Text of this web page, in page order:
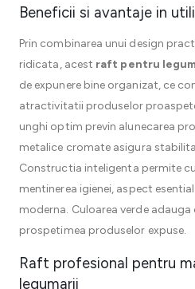
Beneficii si avantaje in
Prin combinarea unui design
ridicata, acest raft pentru
de expunere bine organizat, ce
atractivitatii produselor
unghi optim previn alunecarea
metalice cromate asigura
Constructia inteligenta permite
mentinerea igienei, aspect
moderna. Culoarea verde
prospetimea produselor expuse.
Raft profesional pentru
legumarii